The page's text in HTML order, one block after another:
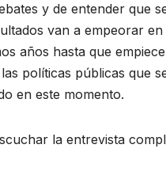
y de entender que
van a empeorar en
años hasta que
políticas públicas que
en este momento.
la entrevista